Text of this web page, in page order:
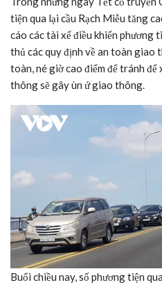
tiện qua lại cầu Rạch Miễu tăng
cáo các tài xế điều khiển phương
thủ các quy định về an toàn giao
toàn, né giờ cao điểm để tránh
thông sẽ gây ùn ứ giao thông.
Buổi chiều nay, số phương tiện